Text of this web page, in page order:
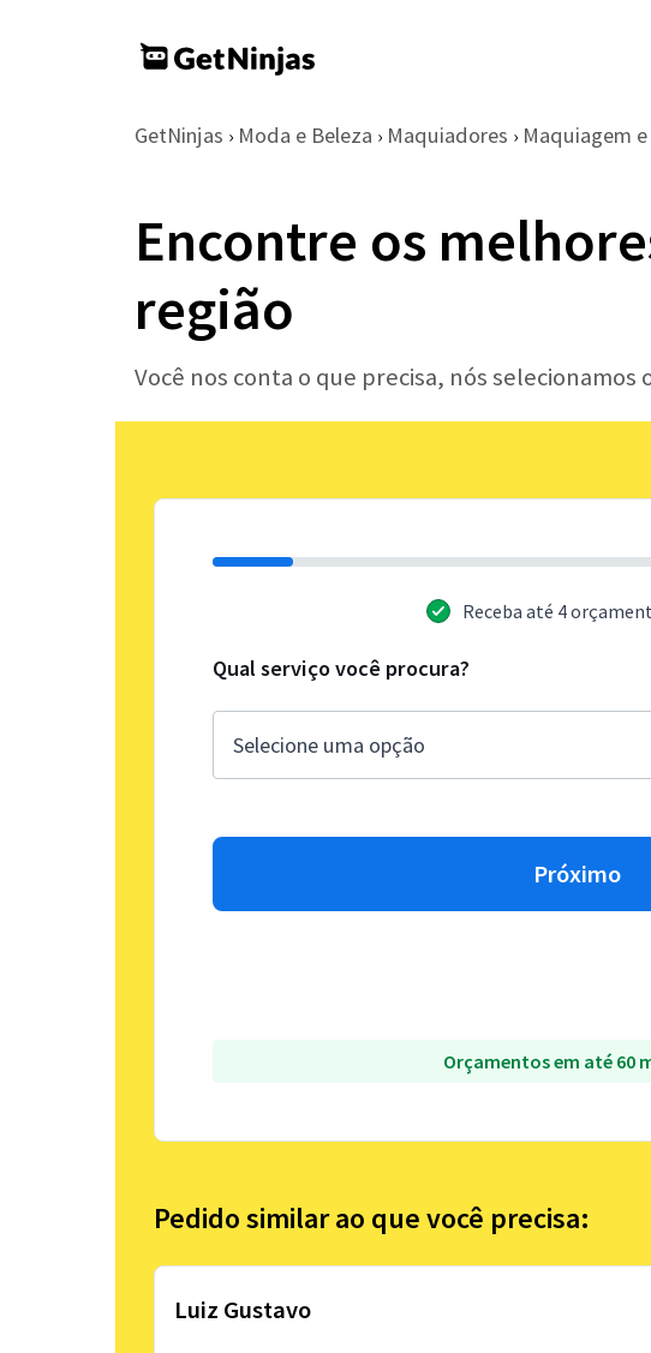
GetNinjas › Moda e Beleza › Maquiadores › Maquiagem
Encontre os
região
Você nos conta o que precisa, nós
Receba até 4
Qual serviço você procura?
Próximo
Orçamentos em até 60
Pedido similar ao que você precisa:
Luiz Gustavo